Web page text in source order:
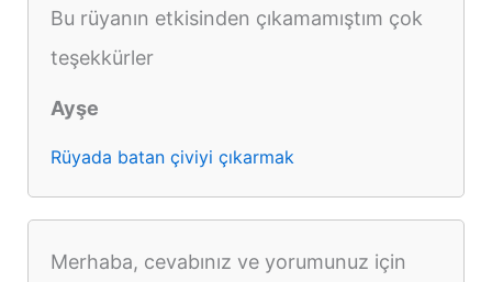
Bu rüyanın etkisinden çıkamamıştım çok
teşekkürler
Ayşe
Rüyada batan çiviyi çıkarmak
Merhaba, cevabınız ve yorumunuz için